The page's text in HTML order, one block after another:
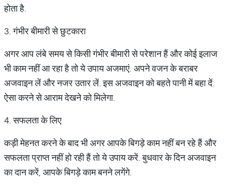
होता है.
3. गंभीर बीमारी से छुटकारा
अगर आप लंबे समय से किसी गंभीर बीमारी से परेशान हैं और कोई इलाज
भी काम नहीं आ रहा है तो ये उपाय अजमाएं. अपने वजन के बराबर
अजवाइन लें और नजर उतार लें. इस अजवाइन को बहते पानी में बहा दें.
ऐसा करने से आराम देखने को मिलेगा.
4. सफलता के लिए
कड़ी मेहनत करने के बाद भी अगर आपके बिगड़े काम नहीं बन रहे हैं और
सफलता प्राप्त नहीं हो रही हैं तो ये उपाय करें. बुधवार के दिन अजवाइन
का दान करें, आपके बिगड़े काम बनने लगेंगे.